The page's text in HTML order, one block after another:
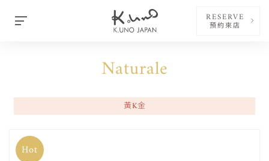
RESERVE
預約來店
Naturale
黃K金